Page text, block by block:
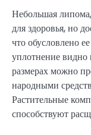
Небольшая
для здоровья, но
что обусловлено
уплотнение
размерах можно
народными
Растительные
способствуют